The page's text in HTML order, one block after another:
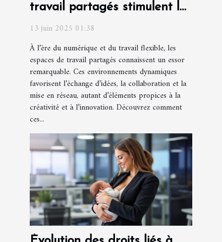
travail partagés stimulent la
13 juin 2025 01:38
À l’ère du numérique et du travail flexible, les
espaces de travail partagés connaissent un essor
remarquable. Ces environnements dynamiques
favorisent l’échange d’idées, la collaboration et la
mise en réseau, autant d’éléments propices à la
créativité et à l’innovation. Découvrez comment
ces...